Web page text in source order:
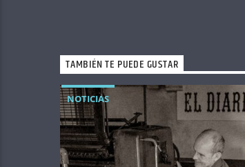
TAMBIÉN TE PUEDE GUSTAR
NOTICIAS